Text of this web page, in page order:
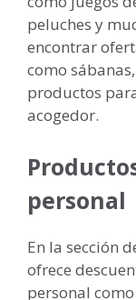
peluches y
encontrar
como
productos
acogedor.
personal
En la sección
ofrece
personal